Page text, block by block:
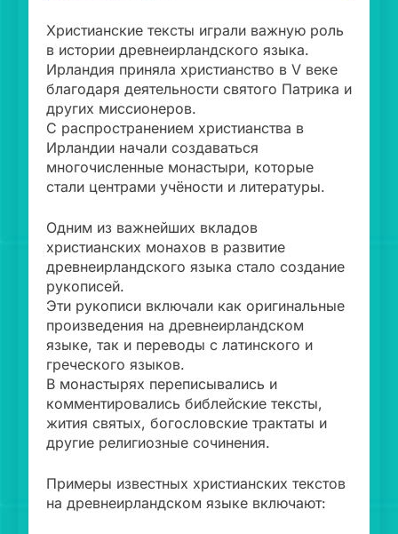
Христианские тексты играли важную роль
в истории древнеирландского языка.
Ирландия приняла христианство в V веке
благодаря деятельности святого Патрика и
других миссионеров.
С распространением христианства в
Ирландии начали создаваться
многочисленные монастыри, которые
стали центрами учёности и литературы.
Одним из важнейших вкладов
христианских монахов в развитие
древнеирландского языка стало создание
рукописей.
Эти рукописи включали как оригинальные
произведения на древнеирландском
языке, так и переводы с латинского и
греческого языков.
В монастырях переписывались и
комментировались библейские тексты,
жития святых, богословские трактаты и
другие религиозные сочинения.
Примеры известных христианских текстов
на древнеирландском языке включают: